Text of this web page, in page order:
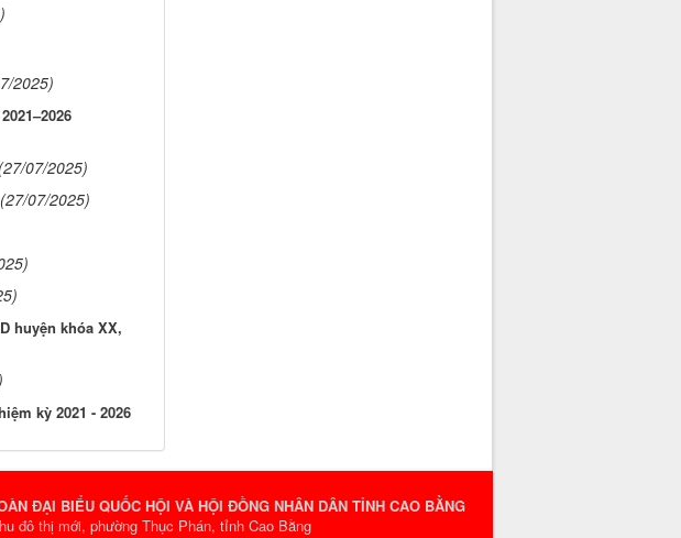
2025)
(27/07/2025)
(27/07/2025)
huyện khóa XX,
kỳ 2021 - 2026
ĐẠI BIỂU QUỐC HỘI VÀ HỘI ĐỒNG NHÂN DÂN TỈNH CAO BẰNG
đô thị mới, phường Thục Phán, tỉnh Cao Bằng